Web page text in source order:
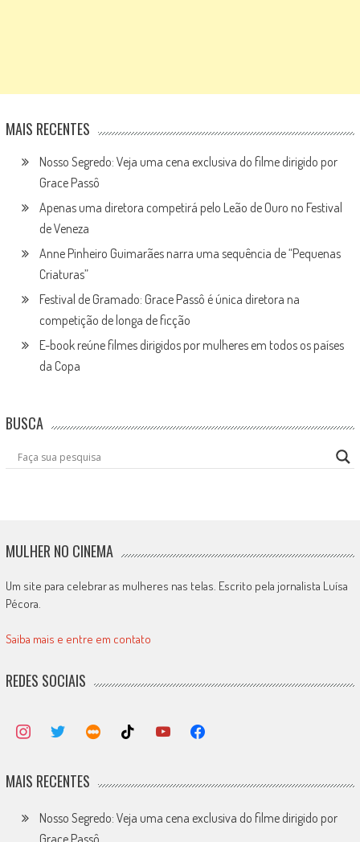
MAIS RECENTES
Nosso Segredo: Veja uma cena exclusiva do filme dirigido por
Grace Passô
Apenas uma diretora competirá pelo Leão de Ouro no Festival
de Veneza
Anne Pinheiro Guimarães narra uma sequência de “Pequenas
Criaturas”
Festival de Gramado: Grace Passô é única diretora na
competição de longa de ficção
E-book reúne filmes dirigidos por mulheres em todos os países
da Copa
BUSCA
MULHER NO CINEMA
Um site para celebrar as mulheres nas telas. Escrito pela jornalista Luísa
Pécora.
Saiba mais e entre em contato
REDES SOCIAIS
MAIS RECENTES
Nosso Segredo: Veja uma cena exclusiva do filme dirigido por
Grace Passô